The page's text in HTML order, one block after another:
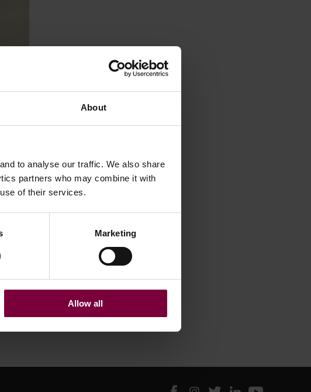
About
to analyse our traffic. We also share
partners who may combine it with
of their services.
Marketing
Allow all